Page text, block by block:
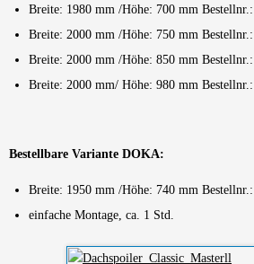
Breite: 1980 mm /Höhe: 700 mm
Breite: 2000 mm /Höhe: 750 mm
Breite: 2000 mm /Höhe: 850 mm
Breite: 2000 mm/ Höhe: 980 mm
Bestellbare Variante DOKA:
Breite: 1950 mm /Höhe: 740 mm
einfache Montage, ca. 1 Std.